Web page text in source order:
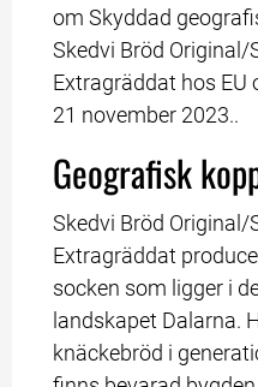
om Skyddad
Skedvi Bröd Original/
Extragräddat hos EU
21 november 2023..
Geografisk
Skedvi Bröd Original/
Extragräddat
socken som ligger i
landskapet Dalarna.
knäckebröd i